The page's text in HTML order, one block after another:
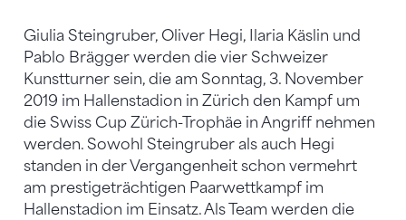
Giulia Steingruber, Oliver Hegi, Ilaria Käslin und
Pablo Brägger werden die vier Schweizer
Kunstturner sein, die am Sonntag, 3. November
2019 im Hallenstadion in Zürich den Kampf um
die Swiss Cup Zürich-Trophäe in Angriff nehmen
werden. Sowohl Steingruber als auch Hegi
standen in der Vergangenheit schon vermehrt
am prestigeträchtigen Paarwettkampf im
Hallenstadion im Einsatz. Als Team werden die